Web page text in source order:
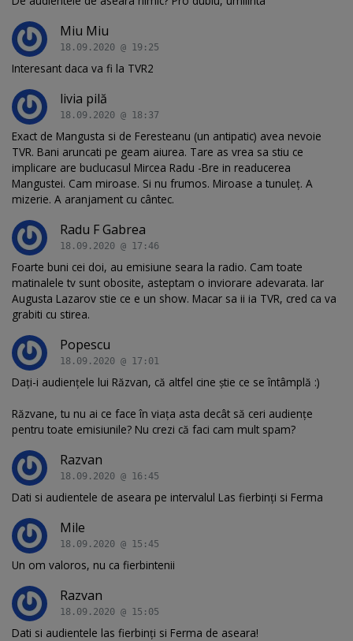
Miu Miu
18.09.2020 @ 19:25
Interesant daca va fi la TVR2
livia pilă
18.09.2020 @ 18:37
Exact de Mangusta si de Feresteanu (un antipatic) avea nevoie
TVR. Bani aruncati pe geam aiurea. Tare as vrea sa stiu ce
implicare are buclucasul Mircea Radu -Bre in readucerea
Mangustei. Cam miroase. Si nu frumos. Miroase a tunuleț. A
mizerie. A aranjament cu cântec.
Radu F Gabrea
18.09.2020 @ 17:46
Foarte buni cei doi, au emisiune seara la radio. Cam toate
matinalele tv sunt obosite, asteptam o inviorare adevarata. Iar
Augusta Lazarov stie ce e un show. Macar sa ii ia TVR, cred ca va
grabiti cu stirea.
Popescu
18.09.2020 @ 17:01
Dați-i audiențele lui Răzvan, că altfel cine știe ce se întâmplă :)
Răzvane, tu nu ai ce face în viața asta decât să ceri audiențe
pentru toate emisiunile? Nu crezi că faci cam mult spam?
Razvan
18.09.2020 @ 16:45
Dati si audientele de aseara pe intervalul Las fierbinți si Ferma
Mile
18.09.2020 @ 15:45
Un om valoros, nu ca fierbintenii
Razvan
18.09.2020 @ 15:05
Dati si audientele las fierbinți si Ferma de aseara!